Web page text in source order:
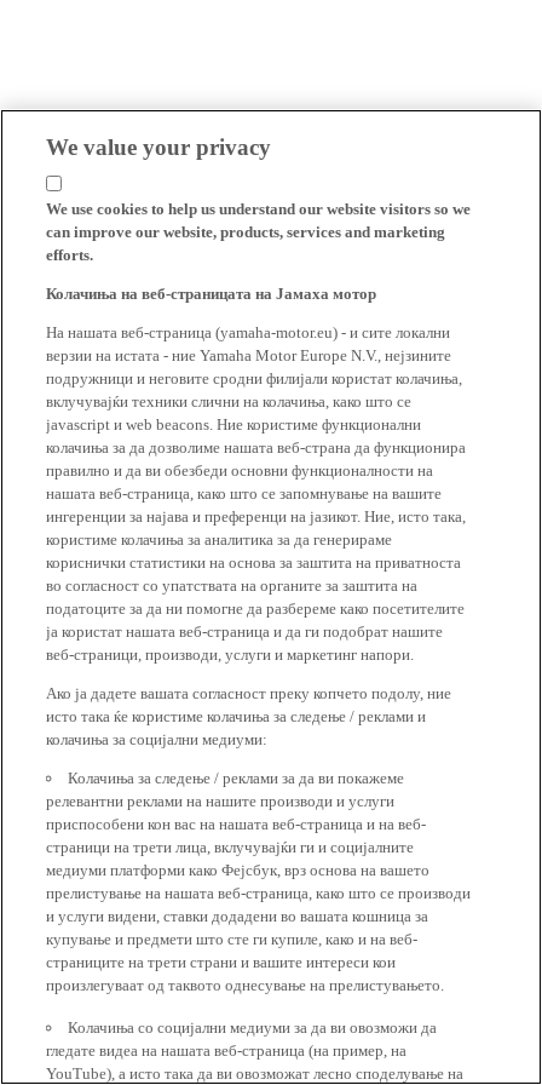
We value your privacy
We use cookies to help us understand our website visitors so we
can improve our website, products, services and marketing
efforts.
Колачиња на веб-страницата на Јамаха мотор
На нашата веб-страница (yamaha-motor.eu) - и сите локални
верзии на истата - ние Yamaha Motor Europe N.V., нејзините
подружници и неговите сродни филијали користат колачиња,
вклучувајќи техники слични на колачиња, како што се
javascript и web beacons. Ние користиме функционални
колачиња за да дозволиме нашата веб-страна да функционира
правилно и да ви обезбеди основни функционалности на
нашата веб-страница, како што се запомнување на вашите
ингеренции за најава и преференци на јазикот. Ние, исто така,
користиме колачиња за аналитика за да генерираме
кориснички статистики на основа за заштита на приватноста
во согласност со упатствата на органите за заштита на
податоците за да ни помогне да разбереме како посетителите
ја користат нашата веб-страница и да ги подобрат нашите
веб-страници, производи, услуги и маркетинг напори.
Ако ја дадете вашата согласност преку копчето подолу, ние
исто така ќе користиме колачиња за следење / реклами и
колачиња за социјални медиуми:
Колачиња за следење / реклами за да ви покажеме
релевантни реклами на нашите производи и услуги
приспособени кон вас на нашата веб-страница и на веб-
страници на трети лица, вклучувајќи ги и социјалните
медиуми платформи како Фејсбук, врз основа на вашето
прелистување на нашата веб-страница, како што се производи
и услуги видени, ставки додадени во вашата кошница за
купување и предмети што сте ги купиле, како и на веб-
страниците на трети страни и вашите интереси кои
произлегуваат од таквото однесување на прелистувањето.
Колачиња со социјални медиуми за да ви овозможи да
гледате видеа на нашата веб-страница (на пример, на
YouTube), а исто така да ви овозможат лесно споделување на